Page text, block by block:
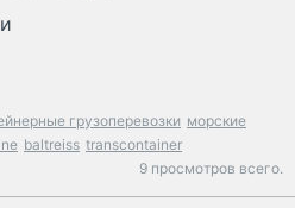
грузоперевозки морские
baltreiss transcontainer
9 просмотров всего.